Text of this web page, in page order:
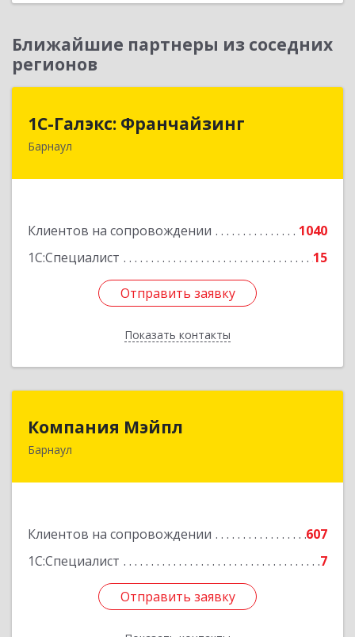
Ближайшие партнеры из соседних
регионов
1С-Галэкс: Франчайзинг
Барнаул
Клиентов на сопровождении
1040
1С:Специалист
15
Отправить заявку
Показать контакты
1С-Галэкс: Франчайзинг
656015, Алтайский край, Барнаул г, Деповская
Отправить заявку
Назад
Компания Мэйпл
Барнаул
Клиентов на сопровождении
607
1С:Специалист
7
Отправить заявку
Отправить заявку